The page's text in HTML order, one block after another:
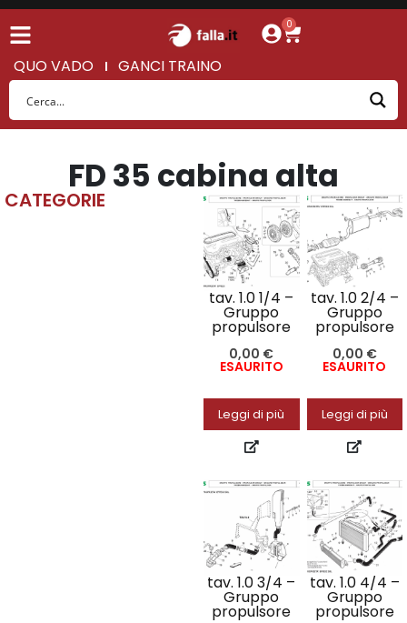
0
QUO VADO GANCI TRAINO
FD 35 cabina alta
CATEGORIE
tav. 1.0 1/4 –
Gruppo
propulsore
0,00 €
ESAURITO
Leggi di più
tav. 1.0 2/4 –
Gruppo
propulsore
0,00 €
ESAURITO
Leggi di più
tav. 1.0 3/4 –
Gruppo
propulsore
tav. 1.0 4/4 –
Gruppo
propulsore